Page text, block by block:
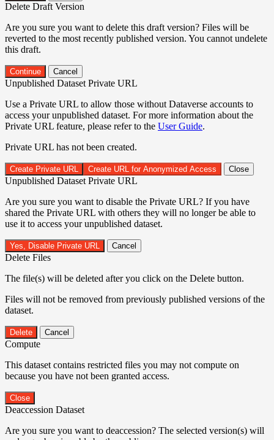
Delete Draft Version
Are you sure you want to delete this draft version? Files will be
reverted to the most recently published version. You cannot undelete
this draft.
Continue Cancel
Unpublished Dataset Private URL
Use a Private URL to allow those without Dataverse accounts to
access your unpublished dataset. For more information about the
Private URL feature, please refer to the User Guide.
Private URL has not been created.
Create Private URL Create URL for Anonymized Access Close
Unpublished Dataset Private URL
Are you sure you want to disable the Private URL? If you have
shared the Private URL with others they will no longer be able to
use it to access your unpublished dataset.
Yes, Disable Private URL Cancel
Delete Files
The file(s) will be deleted after you click on the Delete button.
Files will not be removed from previously published versions of the
dataset.
Delete Cancel
Compute
This dataset contains restricted files you may not compute on
because you have not been granted access.
Close
Deaccession Dataset
Are you sure you want to deaccession? The selected version(s) will